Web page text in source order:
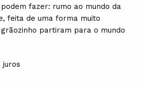
fazer: rumo ao mundo da
feita de uma forma muito
partiram para o mundo
juros